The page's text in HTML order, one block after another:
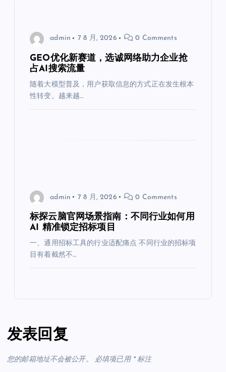
admin 7 8 月, 2026 0 Comments
GEO优化新赛道，选诚网络助力企业抢
占AI搜索流量
随着大模型普及，用户获取信息的方式正在发生根本
性转变。越来越…
admin 7 8 月, 2026 0 Comments
标探云脑官网场景指南：不同行业如何用
AI 精准锁定招标项目
一、通用招标工具的行业适配痛点 不同行业的招标项
目有着截然不…
发表回复
您的邮箱地址不会被公开。 必填项已用 *标注